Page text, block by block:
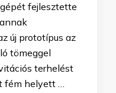
fejlesztette
új prototípus az
tömeggel
terhelést
fém helyett …